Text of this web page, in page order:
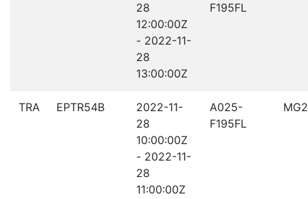
28
12:00:00Z
- 2022-11-
28
13:00:00Z
F195FL
TRA EPTR54B
2022-11-
28
10:00:00Z
- 2022-11-
28
11:00:00Z
A025-
F195FL